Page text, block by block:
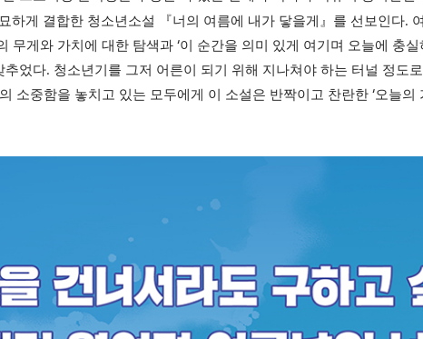
하게 결합한 청소년소설
『너의 여름에 내가 닿을게 』 를 선보인다.
무게와 가치에 대한 탐색과 ‘이 순간을 의미 있게 여기며 오늘에 충실
추었다. 청소년기를 그저 어른이 되기 위해 지나쳐야 하는 터널 정도
소중함을 놓치고 있는 모두에게 이 소설은 반짝이고 찬란한 ‘오늘의